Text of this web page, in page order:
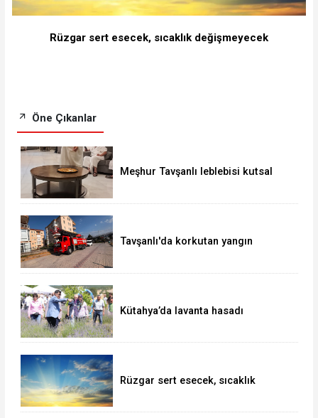
Rüzgar sert esecek, sıcaklık değişmeyecek
Öne Çıkanlar
Meşhur Tavşanlı leblebisi kutsal
Tavşanlı'da korkutan yangın
Kütahya’da lavanta hasadı
Rüzgar sert esecek, sıcaklık